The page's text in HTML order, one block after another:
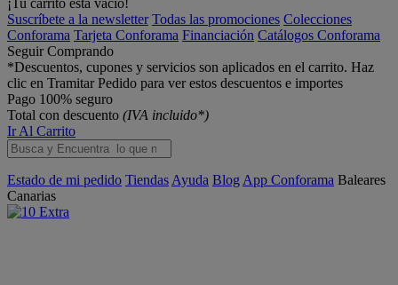
¡Tu carrito está vacío!
Suscríbete a la newsletter Todas las promociones Colecciones
Conforama Tarjeta Conforama Financiación Catálogos Conforama
Seguir Comprando
*Descuentos, cupones y servicios son aplicados en el carrito. Haz
clic en Tramitar Pedido para ver estos descuentos e importes
Pago 100% seguro
Total con descuento (IVA incluido*)
Ir Al Carrito
Estado de mi pedido Tiendas Ayuda Blog App Conforama Baleares
Canarias